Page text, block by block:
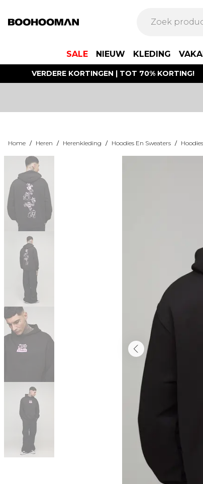
SALE NIEUW KLEDING
VERDERE KORTINGEN | TOT 70% KORTING!
Home / Heren / Herenkleding / Hoodies En Sweaters / Hoodies